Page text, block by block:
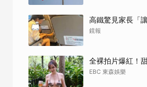
高鐵驚見家長「
鏡報
全裸拍片爆紅！
EBC 東森娛樂